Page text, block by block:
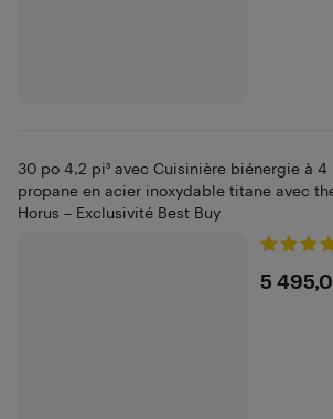
30 po 4,2 pi³ avec Cuisinière biénergie à
propane en acier inoxydable titane avec
Horus – Exclusivité Best Buy
5